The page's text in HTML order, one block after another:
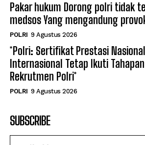
Pakar hukum Dorong polri tidak
medsos Yang mengandung
POLRI 9 Agustus 2026
*Polri: Sertifikat Prestasi
Internasional Tetap Ikuti
Rekrutmen Polri*
POLRI 9 Agustus 2026
SUBSCRIBE